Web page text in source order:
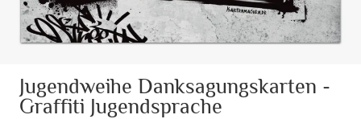
Jugendweihe Danksagungskarten -
Graffiti Jugendsprache